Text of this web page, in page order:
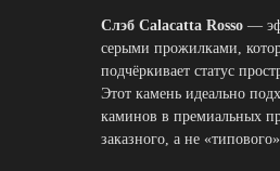
Слэб Calacatta Rosso —
серыми прожилками,
подчёркивает статус
Этот камень идеально
каминов в премиальных
заказного, а не